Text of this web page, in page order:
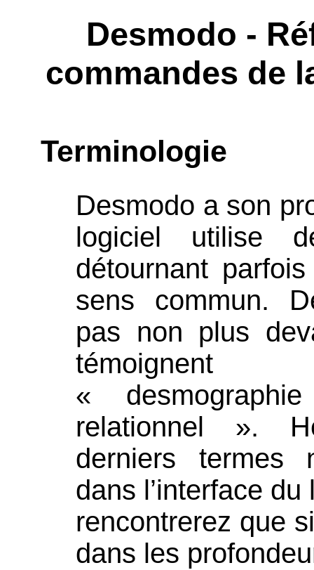
Desmodo -
commandes de
Terminologie
Desmodo a son
logiciel utilise
détournant
sens commun.
pas non plus
«
relationnel ».
derniers termes
dans l’interface
rencontrerez que
dans les